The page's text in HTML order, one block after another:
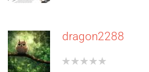
dragon2288